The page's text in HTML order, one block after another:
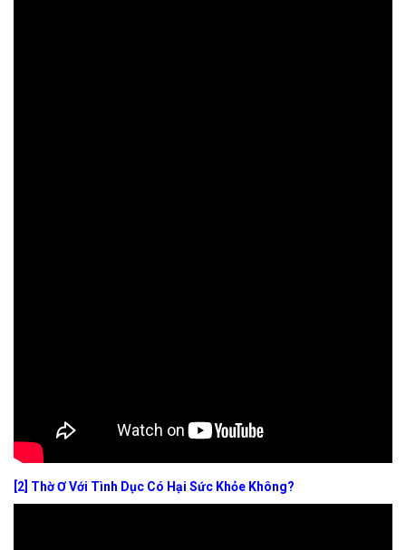
[2] Thờ Ơ Với Tình Dục Có Hại Sức Khỏe Không?